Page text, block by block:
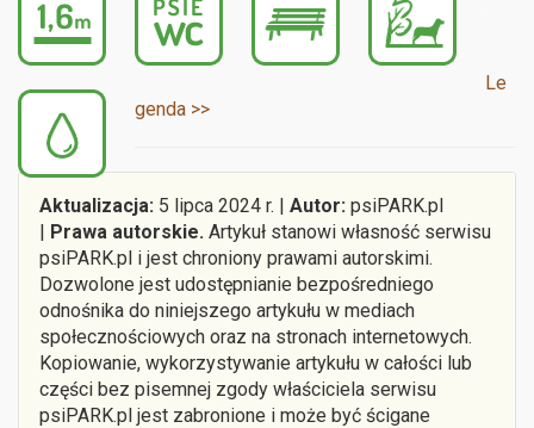
Le
genda >>
Aktualizacja: 5 lipca 2024 r. | Autor: psiPARK.pl
| Prawa autorskie. Artykuł stanowi własność serwisu
psiPARK.pl i jest chroniony prawami autorskimi.
Dozwolone jest udostępnianie bezpośredniego
odnośnika do niniejszego artykułu w mediach
społecznościowych oraz na stronach internetowych.
Kopiowanie, wykorzystywanie artykułu w całości lub
części bez pisemnej zgody właściciela serwisu
psiPARK.pl jest zabronione i może być ścigane